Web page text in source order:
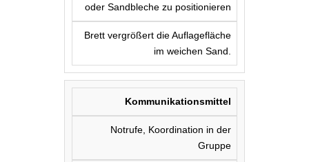
oder Sandbleche zu positionieren
Brett vergrößert die Auflagefläche
im weichen Sand.
Kommunikationsmittel
Notrufe, Koordination in der
Gruppe